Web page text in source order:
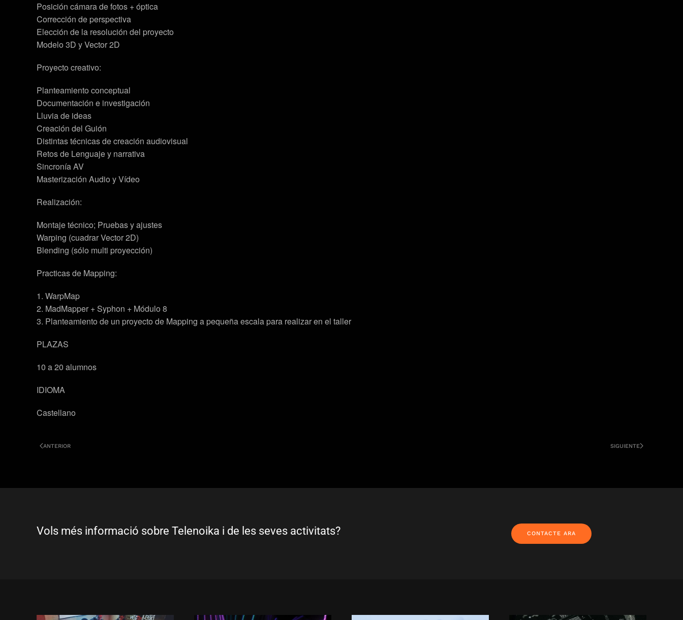
Posición cámara de fotos + óptica
Corrección de perspectiva
Elección de la resolución del proyecto
Modelo 3D y Vector 2D
Proyecto creativo:
Planteamiento conceptual
Documentación e investigación
Lluvia de ideas
Creación del Guión
Distintas técnicas de creación audiovisual
Retos de Lenguaje y narrativa
Sincronía AV
Masterización Audio y Vídeo
Realización:
Montaje técnico; Pruebas y ajustes
Warping (cuadrar Vector 2D)
Blending (sólo multi proyección)
Practicas de Mapping:
1. WarpMap
2. MadMapper + Syphon + Módulo 8
3. Planteamiento de un proyecto de Mapping a pequeña escala para realizar en el taller
PLAZAS
10 a 20 alumnos
IDIOMA
Castellano
ANTERIOR SIGUIENTE
Vols més informació sobre Telenoika i de les seves activitats? CONTACTE ARA